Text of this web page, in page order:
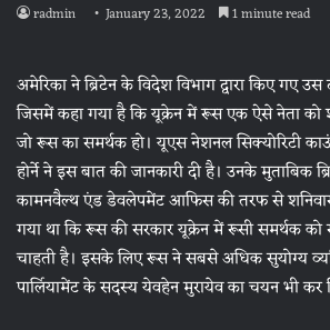
radmin January 23, 2022 1 minute read
अमेरिका ने ब्रिटेन के विदेश विभाग द्वारा किए गए उस
जिसमें कहा गया है कि यूक्रेन में रूस एक ऐसे नेता को
जो रूस का समर्थक हो। यूएस नेशनल सिक्‍योरिटी
होर्ने ने इस बात की जानकारी दी है। उनके मुताबिक
कामनवैल्‍थ एंड डेवलेपमेंट आफिस की तरफ से
गया था कि रूस की सरकार यूक्रेन में रूसी समर्थक को
चाहती है। इसके लिए रूस ने सबसे अधिक सुयोग्‍य
पार्लियामेंट के सदस्‍य येवहेन मुरायेव का चयन भी कर